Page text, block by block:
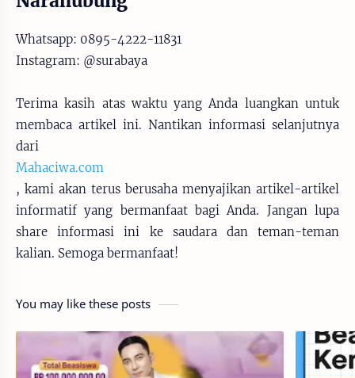
Whatsapp: 0895-4222-11831
Instagram: @surabaya
Terima kasih atas waktu yang Anda luangkan untuk
membaca artikel ini. Nantikan informasi selanjutnya
dari
Mahaciwa.com
, kami akan terus berusaha menyajikan artikel-artikel
informatif yang bermanfaat bagi Anda. Jangan lupa
share informasi ini ke saudara dan teman-teman
kalian. Semoga bermanfaat!
You may like these posts